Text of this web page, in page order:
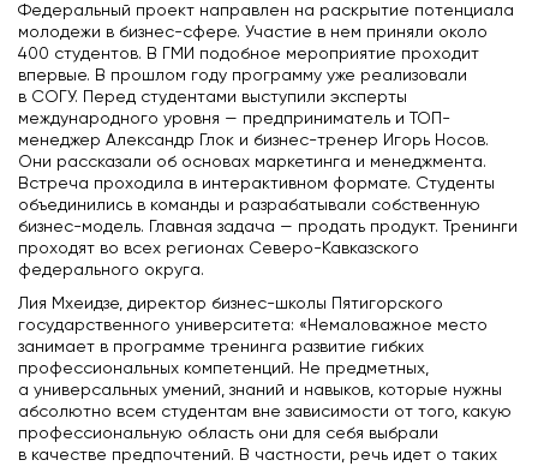
Федеральный проект направлен на раскрытие потенциала
молодежи в бизнес-сфере. Участие в нем приняли около
400 студентов. В ГМИ подобное мероприятие проходит
впервые. В прошлом году программу уже реализовали
в СОГУ. Перед студентами выступили эксперты
международного уровня — предприниматель и ТОП-
менеджер Александр Глок и бизнес-тренер Игорь Носов.
Они рассказали об основах маркетинга и менеджмента.
Встреча проходила в интерактивном формате. Студенты
объединились в команды и разрабатывали собственную
бизнес-модель. Главная задача — продать продукт. Тренинги
проходят во всех регионах Северо-Кавказского
федерального округа.
Лия Мхеидзе, директор бизнес-школы Пятигорского
государственного университета: «Немаловажное место
занимает в программе тренинга развитие гибких
профессиональных компетенций. Не предметных,
а универсальных умений, знаний и навыков, которые нужны
абсолютно всем студентам вне зависимости от того, какую
профессиональную область они для себя выбрали
в качестве предпочтений. В частности, речь идет о таких